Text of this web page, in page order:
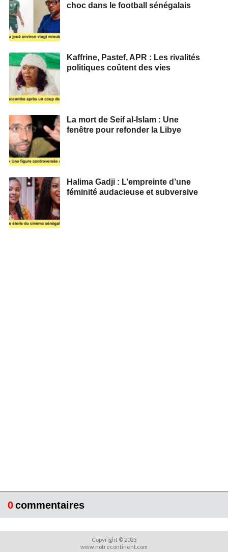
choc dans le football sénégalais
Kaffrine, Pastef, APR : Les rivalités
politiques coûtent des vies
La mort de Seif al-Islam : Une
fenêtre pour refonder la Libye
Halima Gadji : L’empreinte d’une
féminité audacieuse et subversive
0commentaires
Copyright © 2023
www.notrecontinent.com